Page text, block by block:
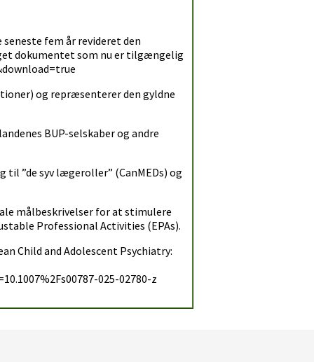
seneste fem år revideret den
dokumentet som nu er tilgængelig
og repræsenterer den gyldne
BUP-selskaber og andre
”de syv lægeroller” (CanMEDs) og
målbeskrivelser for at stimulere
Professional Activities (EPAs).
Child and Adolescent Psychiatry:
025-02780-z